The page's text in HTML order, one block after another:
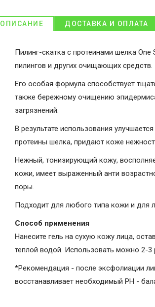
ОПИСАНИЕ ДОСТАВКА И ОПЛАТА
Пилинг-скатка с протеинами шелка
пилингов и других очищающих средств.
Его особая формула способствует
также бережному очищению
загрязнений.
В результате использования
протеины шелка, придают коже
Нежный, тонизирующий кожу,
кожи, имеет выраженный анти
поры.
Подходит для любого типа кожи и для
Способ применения
Нанесите гель на сухую кожу лица,
теплой водой. Использовать можно 2-3
*Рекомендация - после эксфолиации
восстанавливает необходимый PH -